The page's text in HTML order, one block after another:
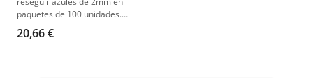
paquetes de 100 unidades.
Perfectos para retoques de
pintura detallados en
20,66 €